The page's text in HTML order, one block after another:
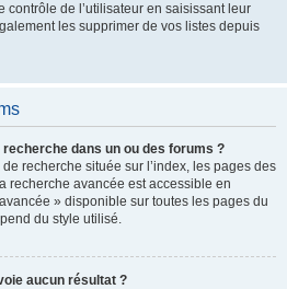
de l’utilisateur en saisissant leur
les supprimer de vos listes depuis
dans un ou des forums ?
recherche située sur l’index, les pages des
recherche avancée est accessible en
» disponible sur toutes les pages du
du style utilisé.
aucun résultat ?